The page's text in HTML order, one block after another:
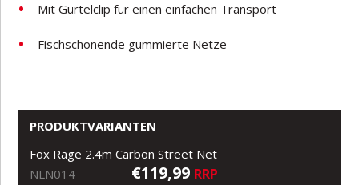
Mit Gürtelclip für einen einfachen Transport
Fischschonende gummierte Netze
PRODUKTVARIANTEN
Fox Rage 2.4m Carbon Street Net
NLN014
€119,99 RRP